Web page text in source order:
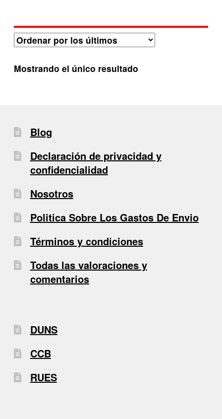
Mostrando el único resultado
Blog
Declaración de privacidad y
confidencialidad
Nosotros
Politica Sobre Los Gastos De Envio
Términos y condiciones
Todas las valoraciones y
comentarios
DUNS
CCB
RUES